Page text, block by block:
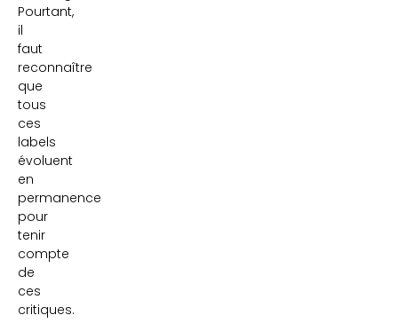
Pourtant,
il
faut
reconnaître
que
tous
ces
labels
évoluent
en
permanence
pour
tenir
compte
de
ces
critiques.